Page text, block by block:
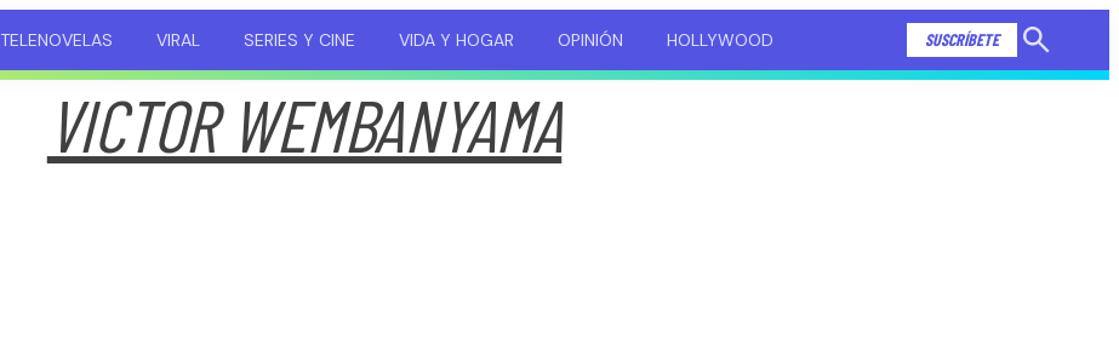
TELENOVELAS VIRAL SERIES Y CINE VIDA Y HOGAR OPINIÓN HOLLYWOOD SUSCRÍBETE
Mostrar
VICTOR WEMBANYAMA